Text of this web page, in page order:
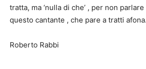
tratta, ma ‘nulla di che’ , per non
questo cantante , che pare a tratti afona.
Roberto Rabbi